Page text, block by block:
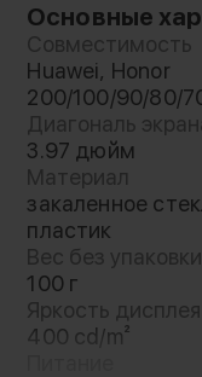
Основные
Совместимость
Huawei, Honor
200/100/90/80/
Диагональ
3.97 дюйм
Материал
закаленное
пластик
Вес без упаковки
100 г
Яркость дисплея
400 cd/m²